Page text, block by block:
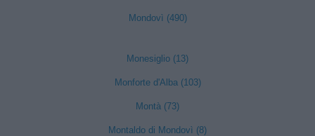
Mondovì (490)
Monesiglio (13)
Monforte d'Alba (103)
Montà (73)
Montaldo di Mondovì (8)